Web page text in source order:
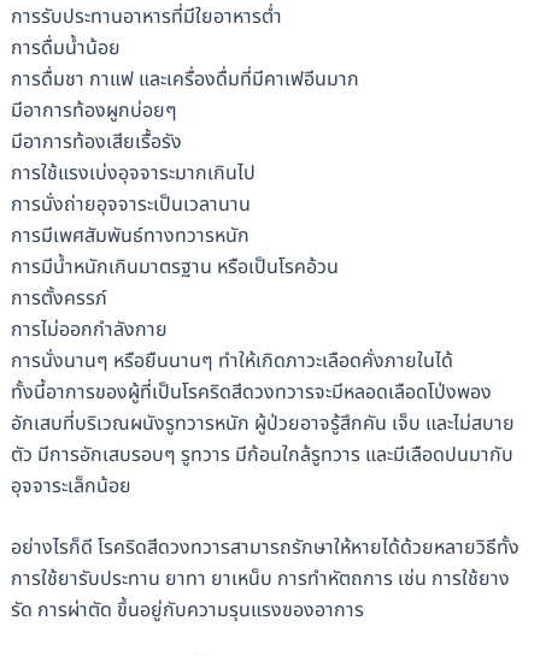
การรับประทานอาหารที่มีใยอาหารต่ำ
การดื่มน้ำน้อย
การดื่มชา กาแฟ และเครื่องดื่มที่มีคาเฟอีนมาก
มีอาการท้องผูกบ่อยๆ
มีอาการท้องเสียเรื้อรัง
การใช้แรงเบ่งอุจจาระมากเกินไป
การนั่งถ่ายอุจจาระเป็นเวลานาน
การมีเพศสัมพันธ์ทางทวารหนัก
การมีน้ำหนักเกินมาตรฐาน หรือเป็นโรคอ้วน
การตั้งครรภ์
การไม่ออกกำลังกาย
การนั่งนานๆ หรือยืนนานๆ ทำให้เกิดภาวะเลือดคั่งภายในได้
ทั้งนี้อาการของผู้ที่เป็นโรคริดสีดวงทวารจะมีหลอดเลือดโป่งพอง
อักเสบที่บริเวณผนังรูทวารหนัก ผู้ป่วยอาจรู้สึกคัน เจ็บ และไม่สบาย
ตัว มีการอักเสบรอบๆ รูทวาร มีก้อนใกล้รูทวาร และมีเลือดปนมากับ
อุจจาระเล็กน้อย
อย่างไรก็ดี โรคริดสีดวงทวารสามารถรักษาให้หายได้ด้วยหลายวิธีทั้ง
การใช้ยารับประทาน ยาทา ยาเหน็บ การทำหัตถการ เช่น การใช้ยาง
รัด การผ่าตัด ขึ้นอยู่กับความรุนแรงของอาการ